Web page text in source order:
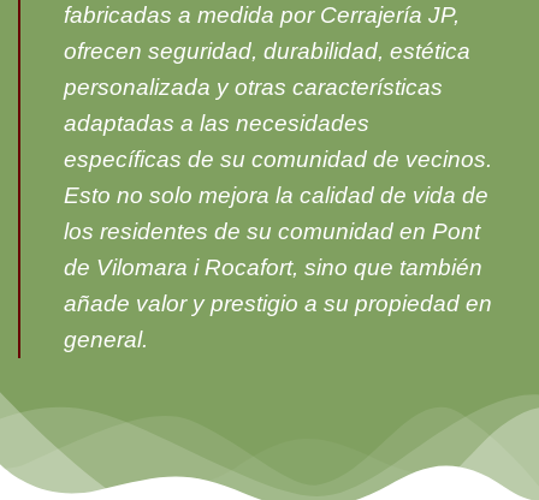
fabricadas a medida por Cerrajería JP,
ofrecen seguridad, durabilidad, estética
personalizada y otras características
adaptadas a las necesidades
específicas de su comunidad de vecinos.
Esto no solo mejora la calidad de vida de
los residentes de su comunidad en Pont
de Vilomara i Rocafort, sino que también
añade valor y prestigio a su propiedad en
general.